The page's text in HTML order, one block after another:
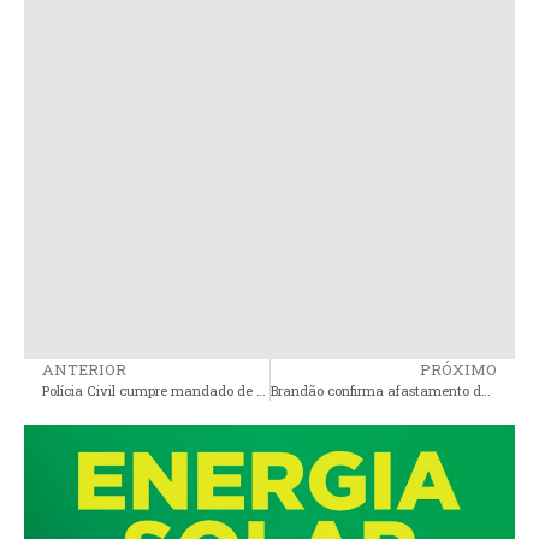
ANTERIOR PRÓXIMO